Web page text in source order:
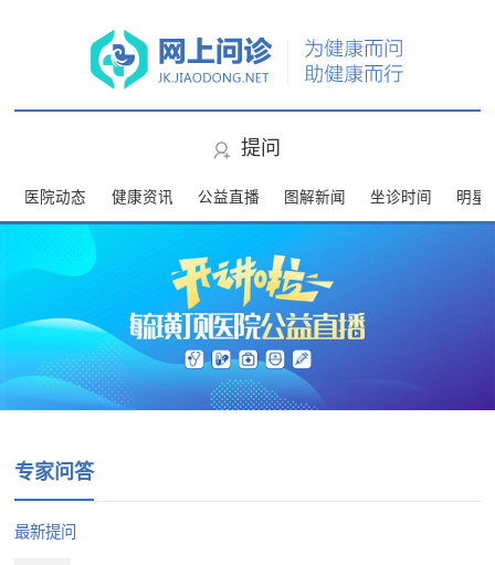
提问
医院动态 健康资讯 公益直播 图解新闻 坐诊时间 明星
专家问答
最新提问